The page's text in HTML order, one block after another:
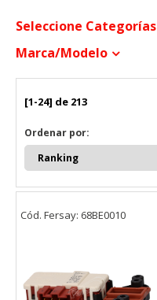
Seleccione Categorías
Marca/modelo
[1-24] de 213
Ordenar por:
Cód. Fersay: 68BE0010